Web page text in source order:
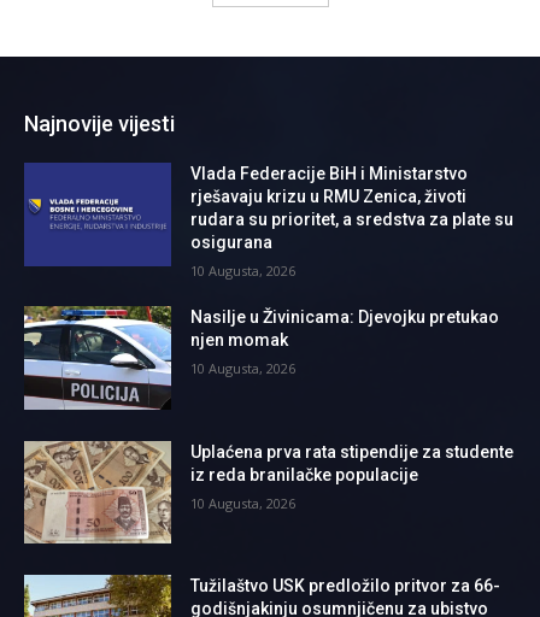
Najnovije vijesti
Vlada Federacije BiH i Ministarstvo
rješavaju krizu u RMU Zenica, životi
rudara su prioritet, a sredstva za plate su
osigurana
10 Augusta, 2026
Nasilje u Živinicama: Djevojku pretukao
njen momak
10 Augusta, 2026
Uplaćena prva rata stipendije za studente
iz reda branilačke populacije
10 Augusta, 2026
Tužilaštvo USK predložilo pritvor za 66-
godišnjakinju osumnjičenu za ubistvo